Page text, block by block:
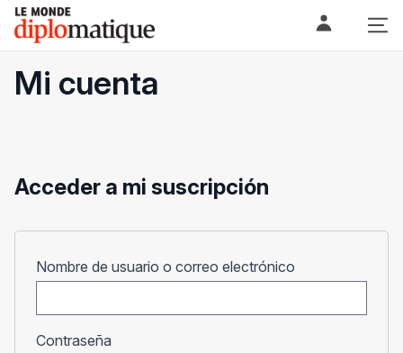
Skip
content
Le monde diplomatique
Mi cuenta
Acceder a mi suscripción
Nombre de usuario o correo electrónico
Contraseña